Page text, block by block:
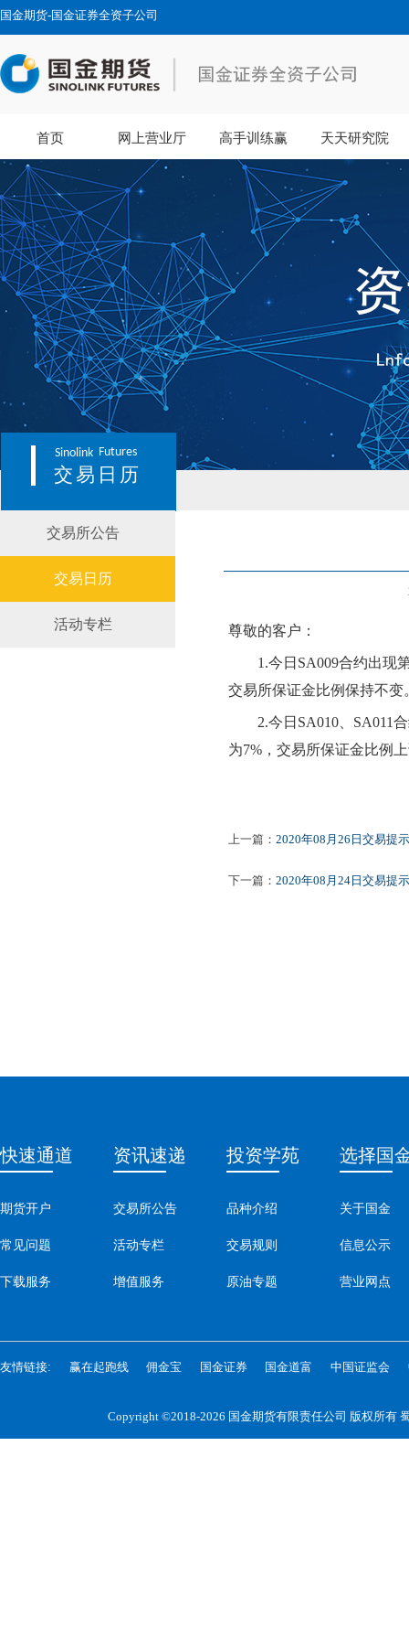
国金期货-国金证券全资子公司
首页 网上营业厅 高手训练赢 天天研究院
Sinolink Futures
交易日历
交易所公告
交易日历
活动专栏 尊敬的客户：
1.今日 SA009合约出现
交易所保证金比例保持不变
2.今日 SA010、SA011
为7%，交易所保证金比例 上
上一篇： 2020年08月26日交易提示
下一篇： 2020年08月24日交易提示
快速通道
期货开户
常见问题
下载服务
资讯速递
交易所公告
活动专栏
增值服务
投资学苑
品种介绍
交易规则
原油专题
选择国
关于国金
信息公示
营业网点
友情链接: 赢在起跑线 佣金宝 国金证券 国金道富 中国证监会
Copyright ©2018-2026 国金期货有限责任公司 版权所有